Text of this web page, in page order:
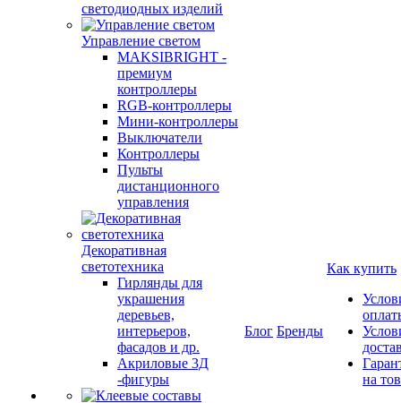
светодиодных изделий
Управление светом
MAKSIBRIGHT -
премиум
контроллеры
RGB-контроллеры
Мини-контроллеры
Выключатели
Контроллеры
Пульты
дистанционного
управления
Декоративная
светотехника
Гирлянды для
украшения
деревьев,
интерьеров,
фасадов и др.
Акриловые 3Д
-фигуры
Блог Бренды
Как купить
на